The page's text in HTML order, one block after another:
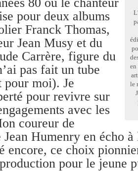
en
le
pour deux albums
Franck Thomas,
Jean Musy et du
Carrère, figure du
pas fait un tube
pour moi). Je
pour revivre sur
avec les
coureur de
Humenry en écho
encore, ce choix
pour le jeune